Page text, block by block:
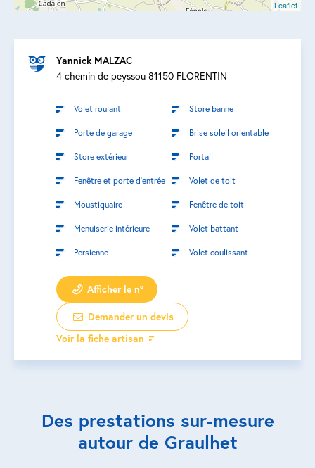
Leaflet
Yannick MALZAC
4 chemin de peyssou 81150 FLORENTIN
Volet roulant Store banne
Porte de garage Brise soleil orientable
Store extérieur Portail
Fenêtre et porte d’entrée Volet de toit
Moustiquaire Fenêtre de toit
Menuiserie intérieure Volet battant
Persienne Volet coulissant
Afficher le n°
Demander un devis
Voir la fiche artisan
Des prestations sur-mesure
autour de Graulhet